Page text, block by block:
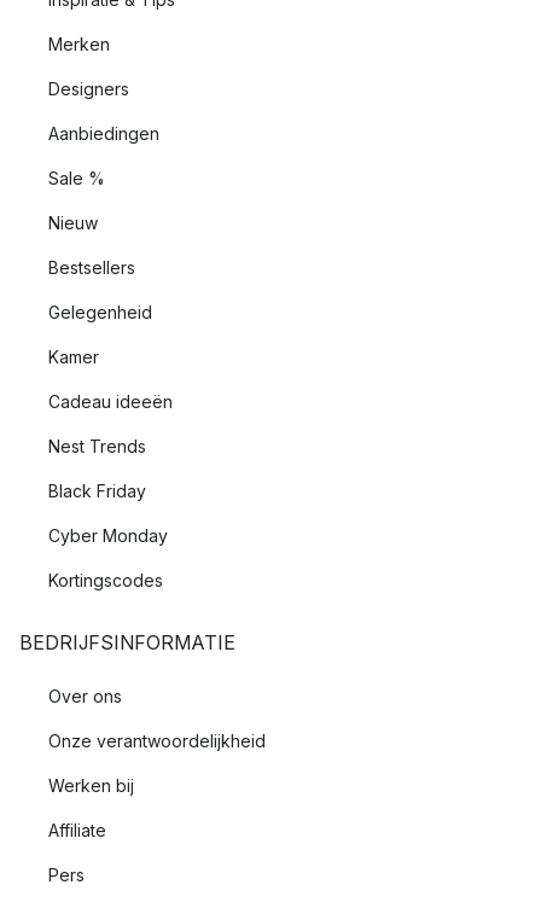
Merken
Designers
Aanbiedingen
Sale %
Nieuw
Bestsellers
Gelegenheid
Kamer
Cadeau ideeën
Nest Trends
Black Friday
Cyber Monday
Kortingscodes
BEDRIJFSINFORMATIE
Over ons
Onze verantwoordelijkheid
Werken bij
Affiliate
Pers